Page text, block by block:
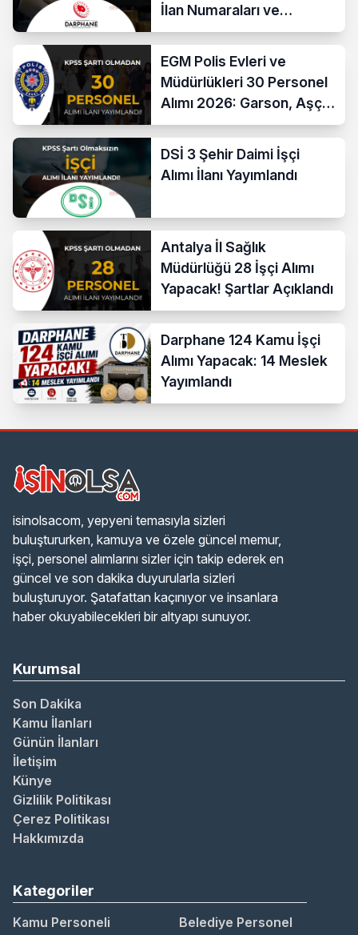
İlan Numaraları ve
Başvuru Ekranı
EGM Polis Evleri ve
Müdürlükleri 30 Personel
Alımı 2026: Garson, Aşçı,
Temizlik ve Teknik
Kadrolar
DSİ 3 Şehir Daimi İşçi
Alımı İlanı Yayımlandı
Antalya İl Sağlık
Müdürlüğü 28 İşçi Alımı
Yapacak! Şartlar Açıklandı
Darphane 124 Kamu İşçi
Alımı Yapacak: 14 Meslek
Yayımlandı
isinolsacom, yepyeni temasıyla sizleri
buluştururken, kamuya ve özele güncel memur,
işçi, personel alımlarını sizler için takip ederek en
güncel ve son dakika duyurularla sizleri
buluşturuyor. Şatafattan kaçınıyor ve insanlara
haber okuyabilecekleri bir altyapı sunuyor.
Kurumsal
Son Dakika
Kamu İlanları
Günün İlanları
İletişim
Künye
Gizlilik Politikası
Çerez Politikası
Hakkımızda
Kategoriler
Kamu Personeli
Belediye Personel